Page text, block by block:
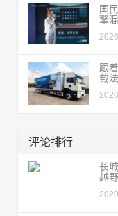
国
擎
跟
载
评论排行
长
越